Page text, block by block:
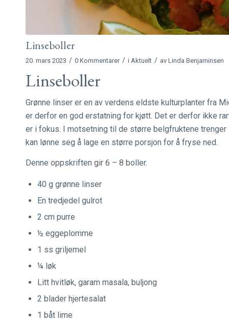
Linseboller
20. mars 2023 / 0 Kommentarer / i Aktuelt / av Linda Benjaminsen
Linseboller
Grønne linser er en av verdens eldste kulturplanter fra
er derfor en god erstatning for kjøtt. Det er derfor ikke
er i fokus. I motsetning til de større belgfruktene
kan lønne seg å lage en større porsjon for å fryse ned.
Denne oppskriften gir 6 – 8 boller.
40 g grønne linser
En tredjedel gulrot
2 cm purre
½ eggeplomme
1 ss griljemel
¼ løk
Litt hvitløk, garam masala, buljong
2 blader hjertesalat
1 båt lime